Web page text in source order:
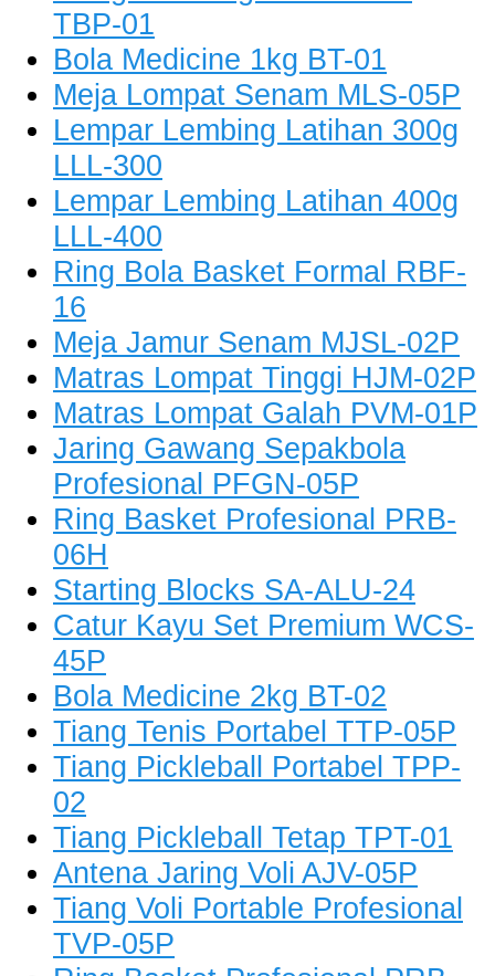
TBP-01
Bola Medicine 1kg BT-01
Meja Lompat Senam MLS-05P
Lempar Lembing Latihan 300g
LLL-300
Lempar Lembing Latihan 400g
LLL-400
Ring Bola Basket Formal RBF-
16
Meja Jamur Senam MJSL-02P
Matras Lompat Tinggi HJM-02P
Matras Lompat Galah PVM-01P
Jaring Gawang Sepakbola
Profesional PFGN-05P
Ring Basket Profesional PRB-
06H
Starting Blocks SA-ALU-24
Catur Kayu Set Premium WCS-
45P
Bola Medicine 2kg BT-02
Tiang Tenis Portabel TTP-05P
Tiang Pickleball Portabel TPP-
02
Tiang Pickleball Tetap TPT-01
Antena Jaring Voli AJV-05P
Tiang Voli Portable Profesional
TVP-05P